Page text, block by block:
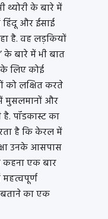
थ्योरी के बारे में
और ईसाई
है. वह लड़कियों
के बारे में भी बात
लिए कोई
को लक्षित करते
में मुसलमानों और
पॉडकास्ट का
है कि केरल में
उनके आसपास
कहना एक बार
का एक